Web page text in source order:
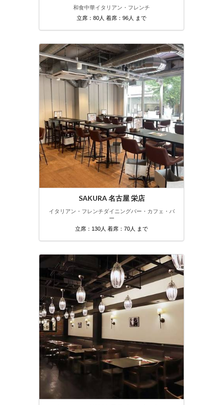
和食中華イタリアン・フレンチ
立席：80人 着席：96人 まで
SAKURA 名古屋 栄店
イタリアン・フレンチダイニングバー・カフェ・バ
ー
立席：130人 着席：70人 まで